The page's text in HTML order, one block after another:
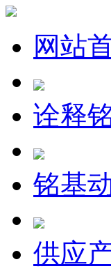
网站
诠释
铭基
供应